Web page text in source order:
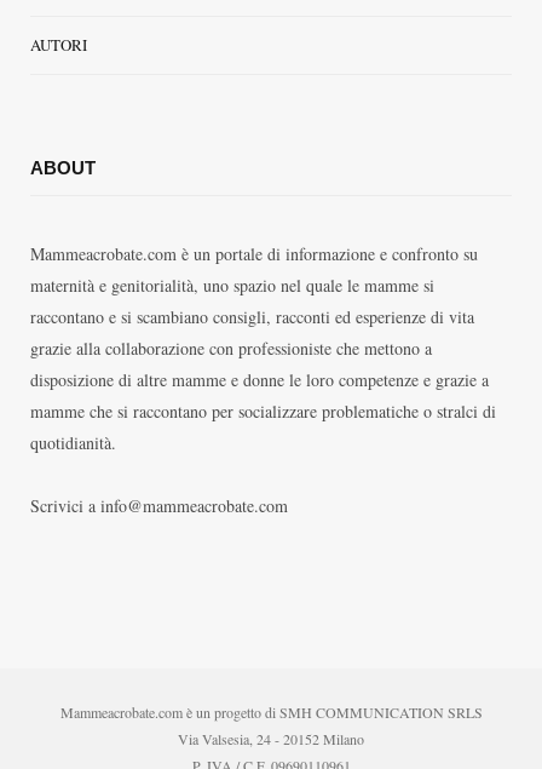
AUTORI
ABOUT
Mammeacrobate.com è un portale di informazione e confronto su
maternità e genitorialità, uno spazio nel quale le mamme si
raccontano e si scambiano consigli, racconti ed esperienze di vita
grazie alla collaborazione con professioniste che mettono a
disposizione di altre mamme e donne le loro competenze e grazie a
mamme che si raccontano per socializzare problematiche o stralci di
quotidianità.
Scrivici a info@mammeacrobate.com
Mammeacrobate.com è un progetto di SMH COMMUNICATION SRLS
Via Valsesia, 24 - 20152 Milano